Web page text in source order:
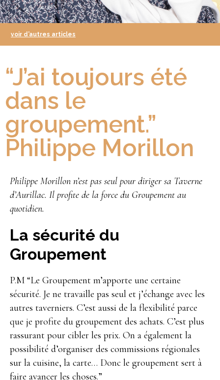
voir d’autres articles
“J’ai toujours été
dans le
groupement.”
Philippe Morillon
Philippe Morillon n’est pas seul pour diriger sa Taverne
d’Aurillac. Il profite de la force du Groupement au
quotidien.
La sécurité du
Groupement
P.M “Le Groupement m’apporte une certaine
sécurité. Je ne travaille pas seul et j’échange avec les
autres taverniers. C’est aussi de la flexibilité parce
que je profite du groupement des achats. C’est plus
rassurant pour cibler les prix. On a également la
possibilité d’organiser des commissions régionales
sur la cuisine, la carte… Donc le groupement sert à
faire avancer les choses.”